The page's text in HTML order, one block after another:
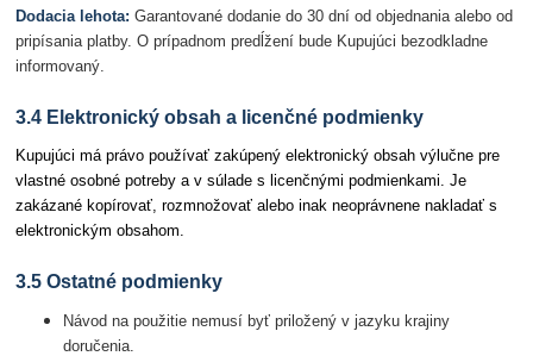
Dodacia lehota:Garantované dodanie do 30 dní od objednania alebo od
pripísania platby. O prípadnom predĺžení bude Kupujúci bezodkladne
informovaný.
3.4 Elektronický obsah a licenčné podmienky
Kupujúci má právo používať zakúpený elektronický obsah výlučne pre
vlastné osobné potreby a v súlade s licenčnými podmienkami. Je
zakázané kopírovať, rozmnožovať alebo inak neoprávnene nakladať s
elektronickým obsahom.
3.5 Ostatné podmienky
Návod na použitie nemusí byť priložený v jazyku krajiny
doručenia.